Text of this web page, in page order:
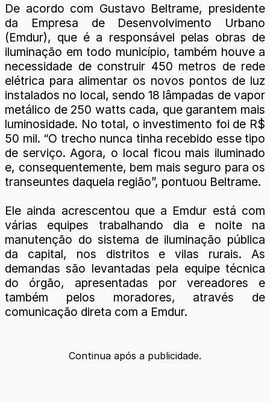
De acordo com Gustavo Beltrame, presidente
da Empresa de Desenvolvimento Urbano
(Emdur), que é a responsável pelas obras de
iluminação em todo município, também houve a
necessidade de construir 450 metros de rede
elétrica para alimentar os novos pontos de luz
instalados no local, sendo 18 lâmpadas de vapor
metálico de 250 watts cada, que garantem mais
luminosidade. No total, o investimento foi de R$
50 mil. “O trecho nunca tinha recebido esse tipo
de serviço. Agora, o local ficou mais iluminado
e, consequentemente, bem mais seguro para os
transeuntes daquela região”, pontuou Beltrame.
Ele ainda acrescentou que a Emdur está com
várias equipes trabalhando dia e noite na
manutenção do sistema de iluminação pública
da capital, nos distritos e vilas rurais. As
demandas são levantadas pela equipe técnica
do órgão, apresentadas por vereadores e
também pelos moradores, através de
comunicação direta com a Emdur.
Continua após a publicidade.